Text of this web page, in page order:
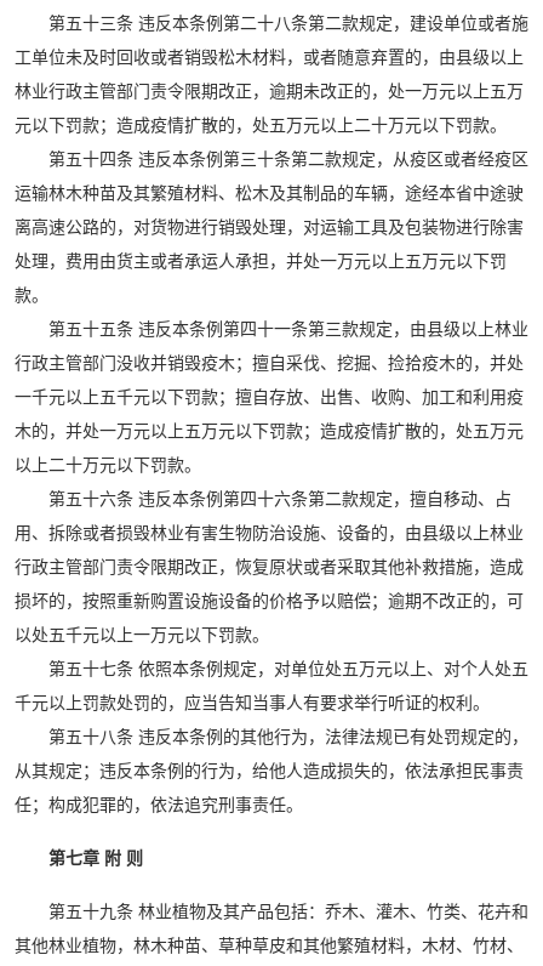
第五十三条 违反本条例第二十八条第二款规定，建设单位或者施
工单位未及时回收或者销毁松木材料，或者随意弃置的，由县级以上
林业行政主管部门责令限期改正，逾期未改正的，处一万元以上五万
元以下罚款；造成疫情扩散的，处五万元以上二十万元以下罚款。
第五十四条 违反本条例第三十条第二款规定，从疫区或者经疫区
运输林木种苗及其繁殖材料、松木及其制品的车辆，途经本省中途驶
离高速公路的，对货物进行销毁处理，对运输工具及包装物进行除害
处理，费用由货主或者承运人承担，并处一万元以上五万元以下罚
款。
第五十五条 违反本条例第四十一条第三款规定，由县级以上林业
行政主管部门没收并销毁疫木；擅自采伐、挖掘、捡拾疫木的，并处
一千元以上五千元以下罚款；擅自存放、出售、收购、加工和利用疫
木的，并处一万元以上五万元以下罚款；造成疫情扩散的，处五万元
以上二十万元以下罚款。
第五十六条 违反本条例第四十六条第二款规定，擅自移动、占
用、拆除或者损毁林业有害生物防治设施、设备的，由县级以上林业
行政主管部门责令限期改正，恢复原状或者采取其他补救措施，造成
损坏的，按照重新购置设施设备的价格予以赔偿；逾期不改正的，可
以处五千元以上一万元以下罚款。
第五十七条 依照本条例规定，对单位处五万元以上、对个人处五
千元以上罚款处罚的，应当告知当事人有要求举行听证的权利。
第五十八条 违反本条例的其他行为，法律法规已有处罚规定的，
从其规定；违反本条例的行为，给他人造成损失的，依法承担民事责
任；构成犯罪的，依法追究刑事责任。
第七章 附 则
第五十九条 林业植物及其产品包括：乔木、灌木、竹类、花卉和
其他林业植物，林木种苗、草种草皮和其他繁殖材料，木材、竹材、